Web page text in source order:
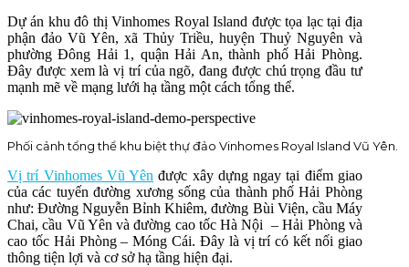
Dự án khu đô thị Vinhomes Royal Island được tọa lạc tại địa
phận đảo Vũ Yên, xã Thủy Triều, huyện Thuỷ Nguyên và
phường Đông Hải 1, quận Hải An, thành phố Hải Phòng.
Đây được xem là vị trí của ngõ, đang được chú trọng đầu tư
mạnh mẽ về mạng lưới hạ tầng một cách tổng thể.
Phối cảnh tổng thể khu biệt thự đảo Vinhomes Royal Island Vũ Yên.
Vị trí Vinhomes Vũ Yên được xây dựng ngay tại điểm giao
của các tuyến đường xương sống của thành phố Hải Phòng
như: Đường Nguyễn Bỉnh Khiêm, đường Bùi Viện, cầu Máy
Chai, cầu Vũ Yên và đường cao tốc Hà Nội – Hải Phòng và
cao tốc Hải Phòng – Móng Cái. Đây là vị trí có kết nối giao
thông tiện lợi và cơ sở hạ tầng hiện đại.